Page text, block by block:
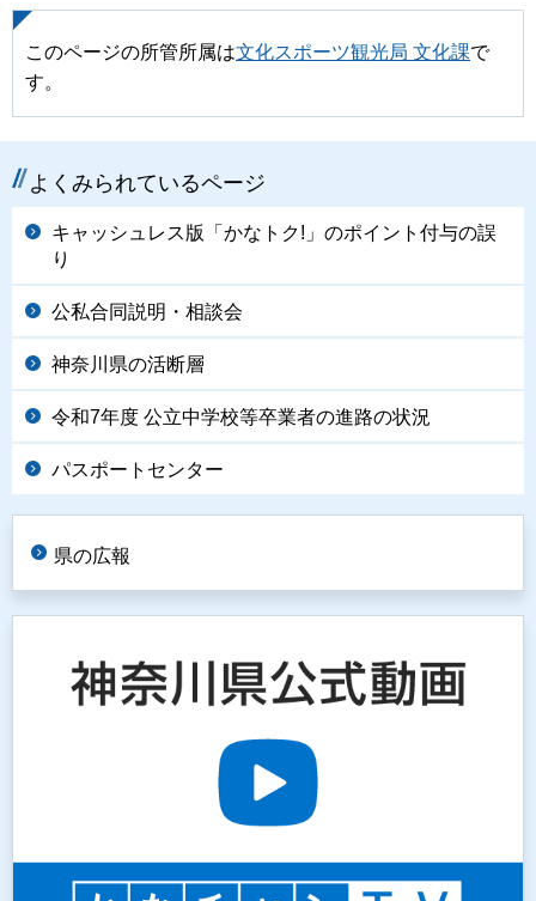
このページの所管所属は文化スポーツ観光局 文化課で
す。
よくみられているページ
キャッシュレス版「かなトク!」のポイント付与の誤
り
公私合同説明・相談会
神奈川県の活断層
令和7年度 公立中学校等卒業者の進路の状況
パスポートセンター
県の広報